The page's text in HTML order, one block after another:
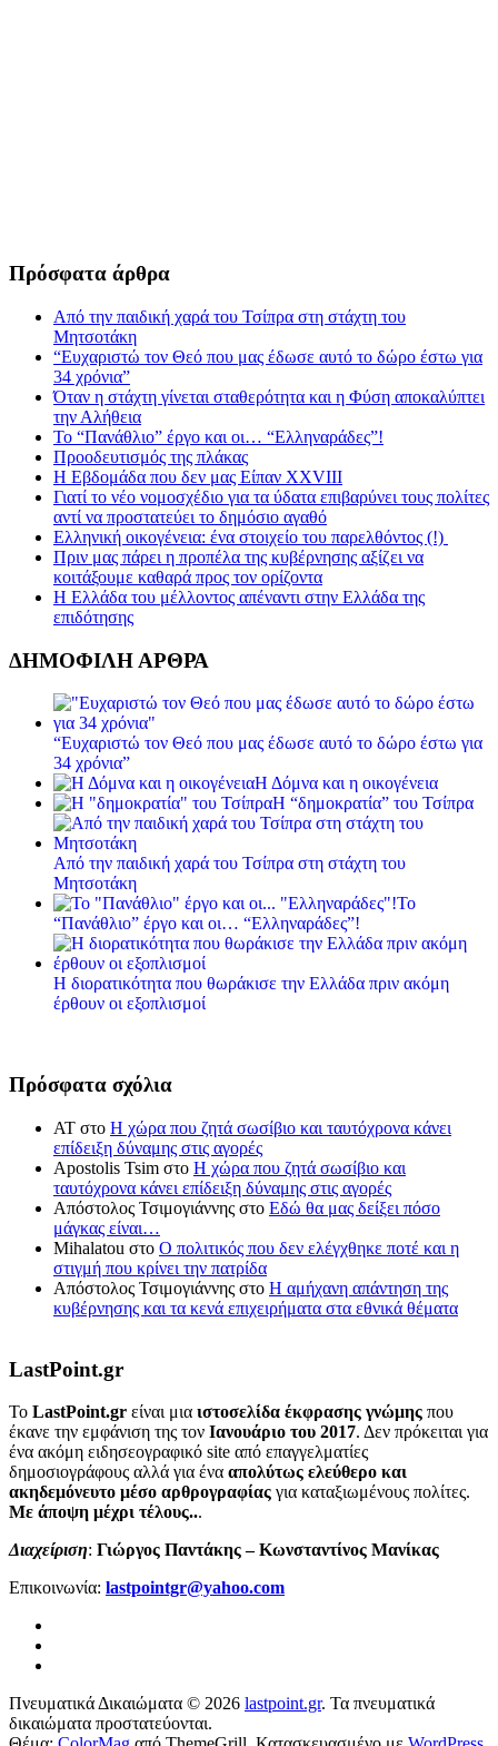
Πρόσφατα άρθρα
Από την παιδική χαρά του Τσίπρα στη στάχτη του
Μητσοτάκη
“Ευχαριστώ τον Θεό που μας έδωσε αυτό το δώρο έστω για
34 χρόνια”
Όταν η στάχτη γίνεται σταθερότητα και η Φύση αποκαλύπτει
την Αλήθεια
Το “Πανάθλιο” έργο και οι… “Ελληναράδες”!
Προοδευτισμός της πλάκας
Η Εβδομάδα που δεν μας Είπαν XXVIII
Γιατί το νέο νομοσχέδιο για τα ύδατα επιβαρύνει τους πολίτες
αντί να προστατεύει το δημόσιο αγαθό
Ελληνική οικογένεια: ένα στοιχείο του παρελθόντος (!)
Πριν μας πάρει η προπέλα της κυβέρνησης αξίζει να
κοιτάξουμε καθαρά προς τον ορίζοντα
Η Ελλάδα του μέλλοντος απέναντι στην Ελλάδα της
επιδότησης
ΔΗΜΟΦΙΛΗ ΑΡΘΡΑ
“Ευχαριστώ τον Θεό που μας έδωσε αυτό το δώρο έστω για
34 χρόνια”
Η Δόμνα και η οικογένεια
Η “δημοκρατία” του Τσίπρα
Από την παιδική χαρά του Τσίπρα στη στάχτη του
Μητσοτάκη
Το
“Πανάθλιο” έργο και οι… “Ελληναράδες”!
Η διορατικότητα που θωράκισε την Ελλάδα πριν ακόμη
έρθουν οι εξοπλισμοί
Πρόσφατα σχόλια
ΑΤ στο Η χώρα που ζητά σωσίβιο και ταυτόχρονα κάνει
επίδειξη δύναμης στις αγορές
Apostolis Tsim στο Η χώρα που ζητά σωσίβιο και
ταυτόχρονα κάνει επίδειξη δύναμης στις αγορές
Απόστολος Τσιμογιάννης στο Εδώ θα μας δείξει πόσο
μάγκας είναι…
Mihalatou στο Ο πολιτικός που δεν ελέγχθηκε ποτέ και η
στιγμή που κρίνει την πατρίδα
Απόστολος Τσιμογιάννης στο Η αμήχανη απάντηση της
κυβέρνησης και τα κενά επιχειρήματα στα εθνικά θέματα
LastPoint.gr
To LastPoint.gr είναι μια ιστοσελίδα έκφρασης γνώμης που
έκανε την εμφάνιση της τον Ιανουάριο του 2017. Δεν πρόκειται για
ένα ακόμη ειδησεογραφικό site από επαγγελματίες
δημοσιογράφους αλλά για ένα απολύτως ελεύθερο και
ακηδεμόνευτο μέσο αρθρογραφίας για καταξιωμένους πολίτες.
Με άποψη μέχρι τέλους...
Διαχείριση: Γιώργος Παντάκης – Κωνσταντίνος Μανίκας
Επικοινωνία: lastpointgr@yahoo.com
Πνευματικά Δικαιώματα © 2026 lastpoint.gr. Τα πνευματικά
δικαιώματα προστατεύονται.